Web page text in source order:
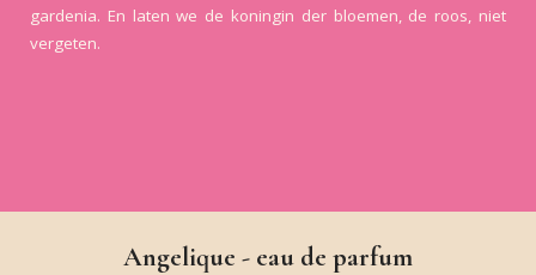
gardenia. En laten we de koningin der bloemen, de roos, niet
vergeten.
Angelique - eau de parfum